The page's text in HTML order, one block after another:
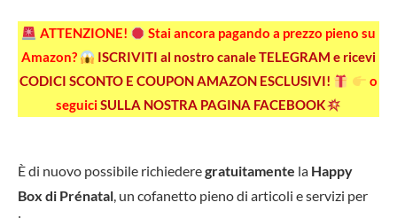
ATTENZIONE!
Stai ancora pagando a prezzo pieno su
Amazon?
ISCRIVITI al nostro canale TELEGRAM e ricevi
CODICI SCONTO E COUPON AMAZON ESCLUSIVI!
o
seguiciSULLA NOSTRA PAGINA FACEBOOK
È di nuovo possibile richiederegratuitamente la Happy
Box di Prénatal, un cofanetto pieno di articoli e servizi per